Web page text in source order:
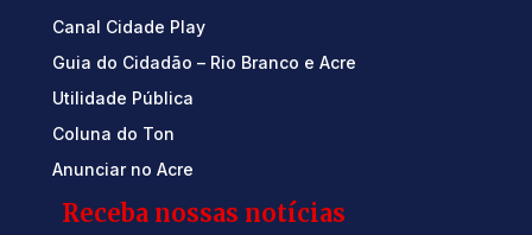
Canal Cidade Play
Guia do Cidadão – Rio Branco e Acre
Utilidade Pública
Coluna do Ton
Anunciar no Acre
Receba nossas notícias